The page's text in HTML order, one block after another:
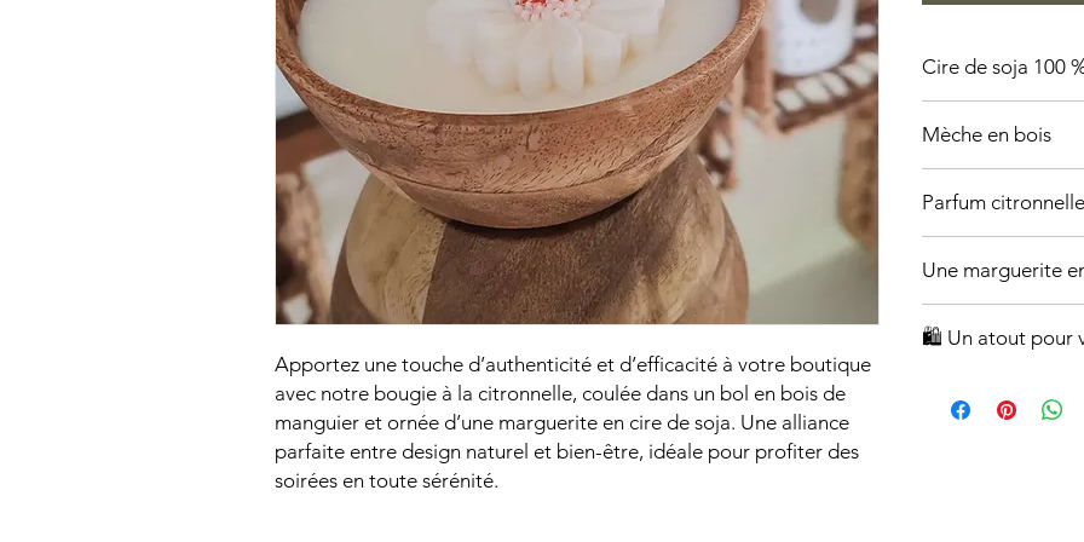
Apportez une touche d’authenticité et d’efficacité à votre boutique
avec notre bougie à la citronnelle, coulée dans un bol en bois de
manguier et ornée d’une marguerite en cire de soja. Une alliance
parfaite entre design naturel et bien-être, idéale pour profiter des
soirées en toute sérénité.
Cire de soja 100
Mèche en bois
Parfum citronnelle
contre les
Une marguerite
🛍️ Un atout pour
une clientèle